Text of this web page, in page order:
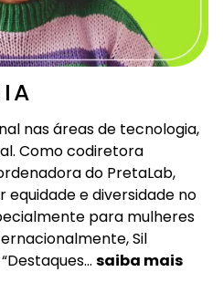
nas áreas de tecnologia,
Como codiretora
do PretaLab,
e diversidade no
para mulheres
Sil
saiba mais